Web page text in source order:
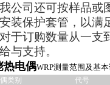
公司还可按样品或
装保护套管，以满
于订购数量从一支
与支持。
热电偶WRP测量范围及基
类别 代号